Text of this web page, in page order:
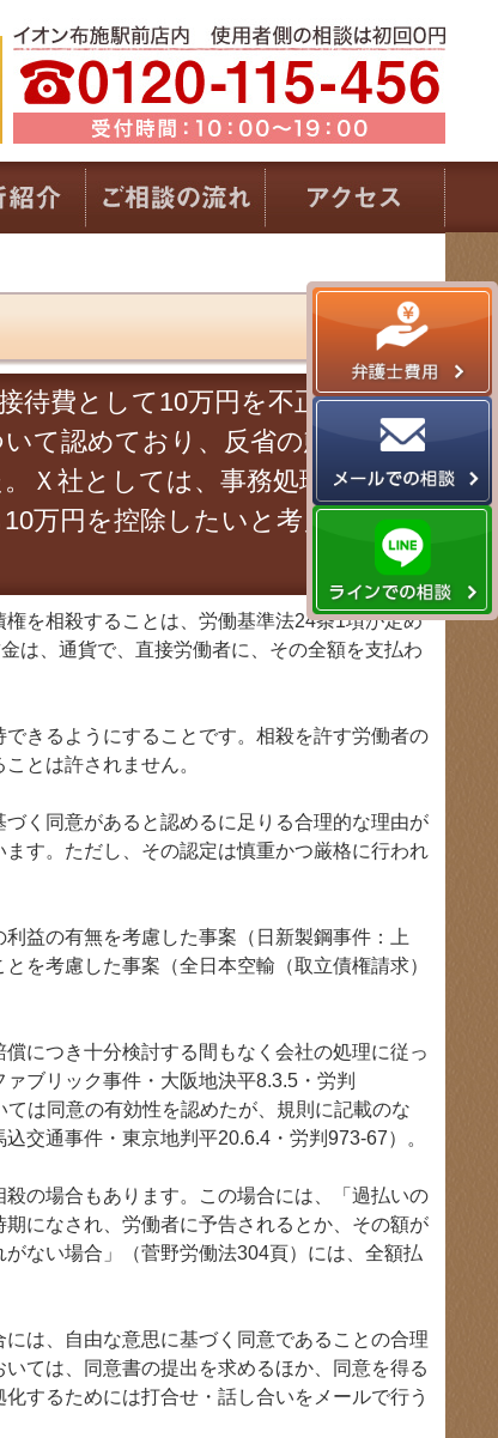
待費として10万円を不正に請
て認めており、反省の態度も
Ｘ社としては、事務処理の煩
万円を控除したいと考えてい
を相殺することは、労働基準法24条1項が定め
は、通貨で、直接労働者に、その全額を支払わ
きるようにすることです。相殺を許す労働者の
とは許されません。
く同意があると認めるに足りる合理的な理由が
す。ただし、その認定は慎重かつ厳格に行われ
益の有無を考慮した事案（日新製鋼事件：上
を考慮した事案（全日本空輸（取立債権請求）
につき十分検討する間もなく会社の処理に従っ
ブリック事件・大阪地決平8.3.5・労判
は同意の有効性を認めたが、規則に記載のな
交通事件・東京地判平20.6.4・労判973-67）。
の場合もあります。この場合には、「過払いの
になされ、労働者に予告されるとか、その額が
ない場合」（菅野労働法304頁）には、全額払
は、自由な意思に基づく同意であることの合理
ては、同意書の提出を求めるほか、同意を得る
するためには打合せ・話し合いをメールで行う